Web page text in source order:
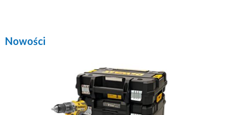
Nowości